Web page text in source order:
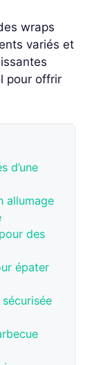
wraps
variés et
pour offrir
d’une
allumage
des
épater